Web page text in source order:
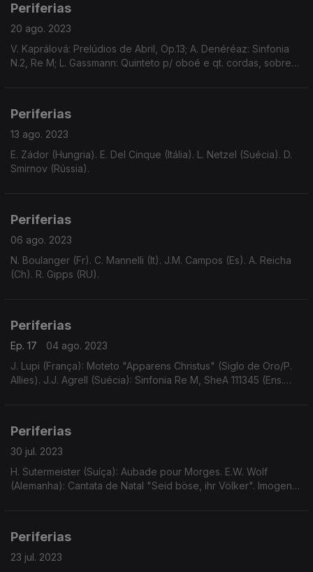
Periferias
20 ago. 2023
V. Kaprálová: Prelúdios de Abril, Op.13; A. Denéréaz: Sinfonia
N.2, Re M; L. Gassmann: Quinteto p/ oboé e qt. cordas, sobre
Periferias
13 ago. 2023
E. Zádor (Hungria). E. Del Cinque (Itália). L. Netzel (Suécia). D.
Smirnov (Rússia).
Periferias
06 ago. 2023
N. Boulanger (Fr). C. Mannelli (It). J.M. Campos (Es). A. Reicha
(Ch). R. Gipps (RU).
Periferias
Ep. 17
04 ago. 2023
J. Lupi (França): Moteto "Apparens Christus" (Siglo de Oro/P.
Allies). J.J. Agrell (Suécia): Sinfonia Re M, SheA 111345 (Ens.
Periferias
30 jul. 2023
H. Sutermeister (Suíça): Aubade pour Morges. E.W. Wolf
(Alemanha): Cantata de Natal "Seid böse, ihr Völker". Imogen
Periferias
23 jul. 2023